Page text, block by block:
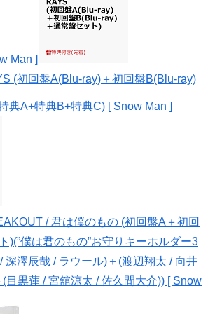
Man ]
(初回盤A(Blu-ray)＋初回盤B(Blu-ray)
典A+特典B+特典C) [ Snow Man ]
/ 君は僕のもの (初回盤A＋初回
)(”僕は君のもの”お守りキーホルダー3
深澤辰哉 / ラウール)＋(渡辺翔太 / 向井
目黒蓮 / 宮舘涼太 / 佐久間大介)) [ Snow